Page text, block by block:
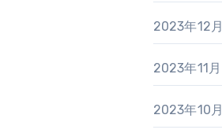
2023年12月
2023年11月
2023年10月